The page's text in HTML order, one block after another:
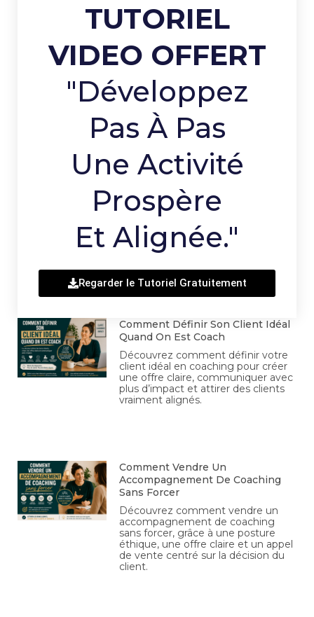
TUTORIEL
VIDEO OFFERT
"Développez
Pas À Pas
Une Activité
Prospère
Et Alignée."
Regarder le Tutoriel Gratuitement
Comment Définir Son Client Idéal
Quand On Est Coach
Découvrez comment définir votre
client idéal en coaching pour créer
une offre claire, communiquer avec
plus d’impact et attirer des clients
vraiment alignés.
Comment Vendre Un
Accompagnement De Coaching
Sans Forcer
Découvrez comment vendre un
accompagnement de coaching
sans forcer, grâce à une posture
éthique, une offre claire et un appel
de vente centré sur la décision du
client.